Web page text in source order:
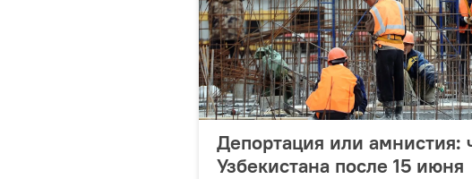
Депортация или амнистия:
Узбекистана после 15 июня